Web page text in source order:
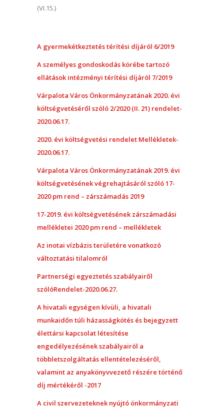
(VI.15.)
A gyermekétkeztetés térítési díjáról 6/2019
A személyes gondoskodás körébe tartozó
ellátások intézményi térítési díjáról 7/2019
Várpalota Város Önkormányzatának 2020. évi
költségvetéséről szóló 2/2020 (II. 21) rendelet-
2020.06.17.
2020. évi költségvetési rendelet Mellékletek-
2020.06.17.
Várpalota Város Önkormányzatának 2019. évi
költségvetésének végrehajtásáról szóló 17-
2020 pm rend – zárszámadás 2019
17-2019. évi költségvetésének zárszámadási
mellékletei 2020 pm rend – mellékletek
Az inotai vízbázis területére vonatkozó
változtatási tilalomról
Partnerségi egyeztetés szabályairől
szólóRendelet-2020.06.27.
A hivatali egységen kívüli, a hivatali
munkaidőn túli házasságkötés és bejegyzett
élettársi kapcsolat létesítése
engedélyezésének szabályairól a
többletszolgáltatás ellentételezéséről,
valamint az anyakönyvvezető részére történő
díj mértékéről -2017
A civil szervezeteknek nyújtó önkormányzati